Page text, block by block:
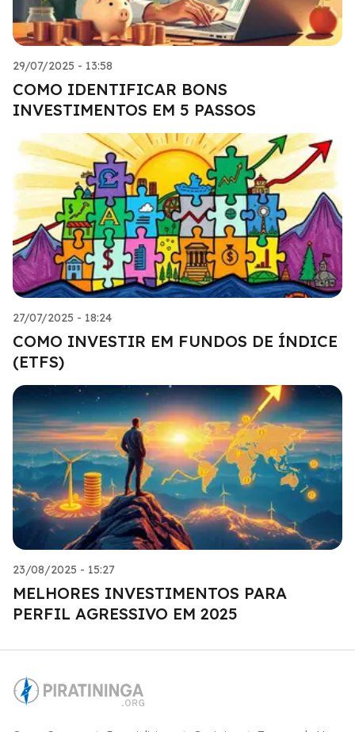
29/07/2025 - 13:58
COMO IDENTIFICAR BONS
INVESTIMENTOS EM 5 PASSOS
27/07/2025 - 18:24
COMO INVESTIR EM FUNDOS DE ÍNDICE
(ETFS)
23/08/2025 - 15:27
MELHORES INVESTIMENTOS PARA
PERFIL AGRESSIVO EM 2025